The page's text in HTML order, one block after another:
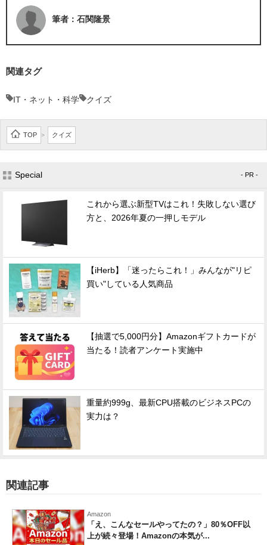
筆者：石関隆景
関連タグ
IT・ネット・科学 クイズ
TOP > クイズ
Special - PR -
これから選ぶ新型TVはこれ！失敗しない選び
方と、2026年夏の一押しモデル
【iHerb】「迷ったらこれ！」みんなが"リピ
買い"している人気商品
【抽選で5,000円分】Amazonギフトカードが
当たる！読者アンケート実施中
重量約999g、最新CPU搭載のビジネスPCの
実力は？
関連記事
Amazon
「え、こんなセールやってたの？」80％OFF以
上が続々登場！Amazonの本気が...